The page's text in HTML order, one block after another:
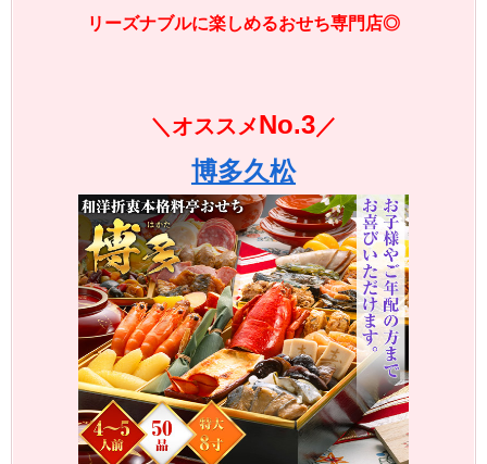
リーズナブルに楽しめるおせち専門店◎
＼オススメNo.3／
博多久松